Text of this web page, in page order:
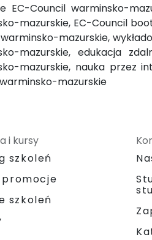
EC-Council warminsko-
mazurskie, EC-Council
mazurskie,
mazurskie, edukacja
mazurskie, nauka przez
mazurskie
i kursy
szkoleń
promocje
szkoleń